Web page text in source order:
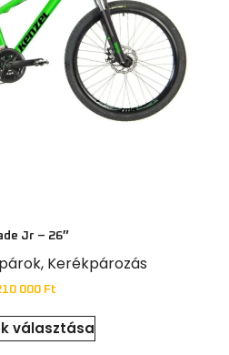
Jr – 26″
, Kerékpározás
000 Ft
választása